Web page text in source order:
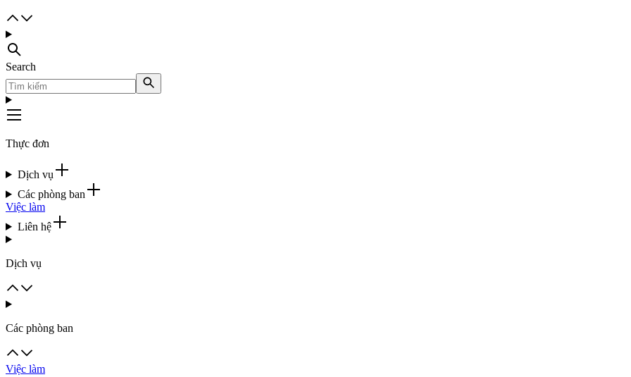
Search
Thực đơn
Dịch vụ
Các phòng ban
Việc làm
Liên hệ
Dịch vụ
Các phòng ban
Việc làm